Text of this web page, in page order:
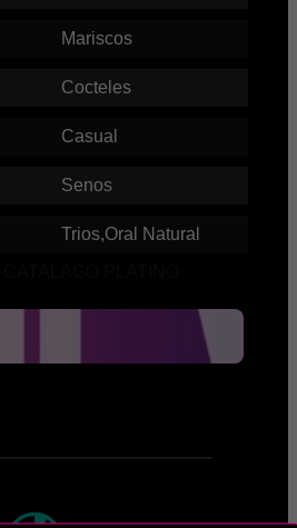
Mariscos
Cocteles
Casual
Senos
Trios,Oral Natural